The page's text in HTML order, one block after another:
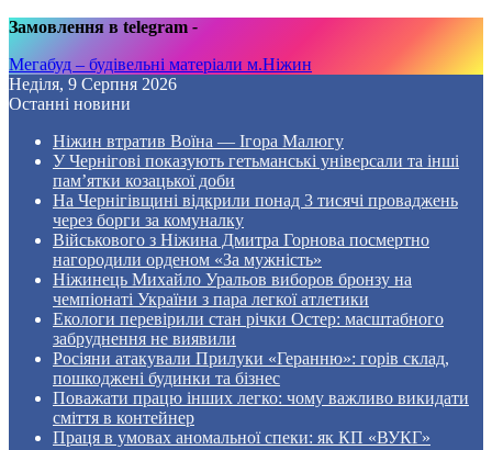
Замовлення в telegram -
Мегабуд – будівельні матеріали м.Ніжин
Неділя, 9 Серпня 2026
Останні новини
Ніжин втратив Воїна — Ігора Малюгу
У Чернігові показують гетьманські універсали та інші
пам’ятки козацької доби
На Чернігівщині відкрили понад 3 тисячі проваджень
через борги за комуналку
Військового з Ніжина Дмитра Горнова посмертно
нагородили орденом «За мужність»
Ніжинець Михайло Уральов виборов бронзу на
чемпіонаті України з пара легкої атлетики
Екологи перевірили стан річки Остер: масштабного
забруднення не виявили
Росіяни атакували Прилуки «Геранню»: горів склад,
пошкоджені будинки та бізнес
Поважати працю інших легко: чому важливо викидати
сміття в контейнер
Праця в умовах аномальної спеки: як КП «ВУКГ»